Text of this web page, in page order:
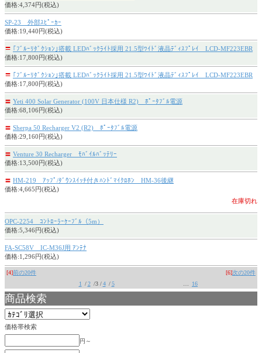
価格:4,374円(税込)
SP-23 外部ｽﾋﾟｰｶｰ
価格:19,440円(税込)
〓 ｢ﾌﾞﾙｰﾘﾀﾞｸｼｮﾝ｣搭載 LEDﾊﾞｯｸﾗｲﾄ採用 21.5型ﾜｲﾄﾞ液晶ﾃﾞｨｽﾌﾟﾚｲ LCD-MF223EBR
価格:17,800円(税込)
〓 ｢ﾌﾞﾙｰﾘﾀﾞｸｼｮﾝ｣搭載 LEDﾊﾞｯｸﾗｲﾄ採用 21.5型ﾜｲﾄﾞ液晶ﾃﾞｨｽﾌﾟﾚｲ LCD-MF223EBR
価格:17,800円(税込)
〓 Yeti 400 Solar Generator (100V 日本仕様 R2) ﾎﾟｰﾀﾌﾞﾙ電源
価格:68,106円(税込)
〓 Sherpa 50 Recharger V2 (R2) ﾎﾟｰﾀﾌﾞﾙ電源
価格:29,160円(税込)
〓 Venture 30 Recharger ﾓﾊﾞｲﾙﾊﾞｯﾃﾘｰ
価格:13,500円(税込)
〓 HM-219 ｱｯﾌﾟ/ﾀﾞｳﾝｽｲｯﾁ付きﾊﾝﾄﾞﾏｲｸﾛﾎﾝ HM-36後継
価格:4,665円(税込)
在庫切れ
OPC-2254 ｺﾝﾄﾛｰﾗｰｹｰﾌﾞﾙ（5m）
価格:5,346円(税込)
FA-SC58V IC-M36J用 ｱﾝﾃﾅ
価格:1,296円(税込)
[4]前の20件 [6]次の20件
1
/ 2 /3 / 4 / 5 16
商品検索
価格帯検索
円～